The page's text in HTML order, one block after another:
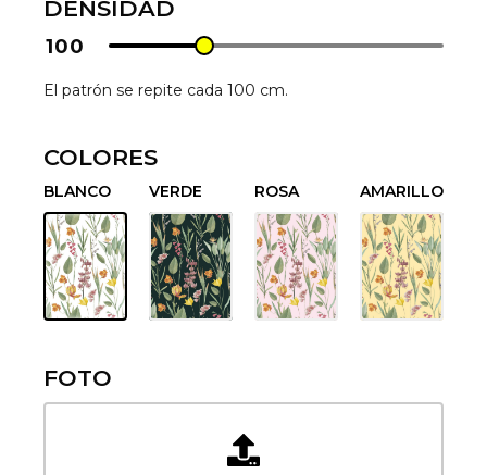
DENSIDAD
100
El patrón se repite cada 100 cm.
COLORES
BLANCO VERDE ROSA AMARILLO
FOTO